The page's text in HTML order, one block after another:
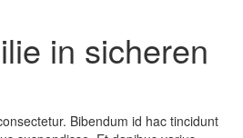
in sicheren
Bibendum id hac tincidunt